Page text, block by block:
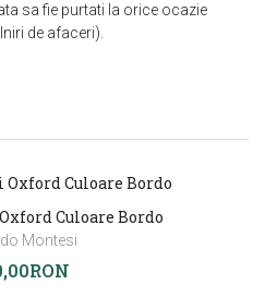
sa fie purtati la orice ocazie
de afaceri).
Culoare Bordo
Montesi